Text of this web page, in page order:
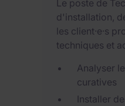
Le poste de
d'installation,
les client·e·s
techniques et
Analyser
curatives
Installer